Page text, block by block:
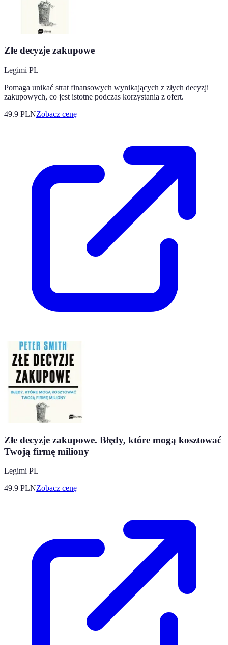
Złe decyzje zakupowe
Legimi PL
Pomaga unikać strat finansowych wynikających z złych decyzji
zakupowych, co jest istotne podczas korzystania z ofert.
49.9 PLNZobacz cenę
Złe decyzje zakupowe. Błędy, które mogą kosztować
Twoją firmę miliony
Legimi PL
49.9 PLNZobacz cenę